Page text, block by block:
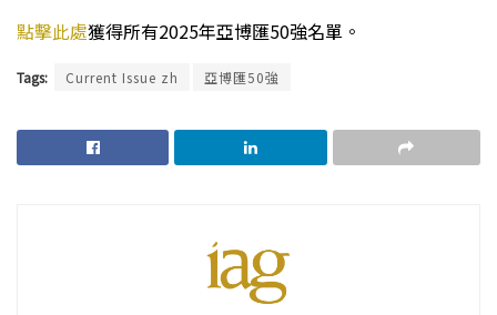
點擊此處獲得所有2025年亞博匯50強名單。
Tags: Current Issue zh 亞博匯50強